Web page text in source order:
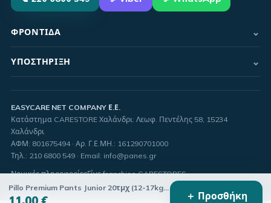
ΦΡΟΝΤΊΔΑ ⌄
ΥΠΟΣΤΉΡΙΞΗ ⌄
EASYCARE NET COMPANY Ε.Ε.
Κατάστημα CARESTORE Χαλάνδρι: Λεωφ. Πεντέλης 58, 15234
Χαλάνδρι
ΑΦΜ: 801675494· Αρ. Γ.Ε.ΜΗ.: 161290701000
Τηλ. : 210 6800 549 · Email: info@panes.gr
Νομικές πληροφορίεςΓίνε franchise CARESTORES
Pillo Premium Pants Junior 20τμχ (12-17kg ) 8008195001262
＋ Προσθήκη